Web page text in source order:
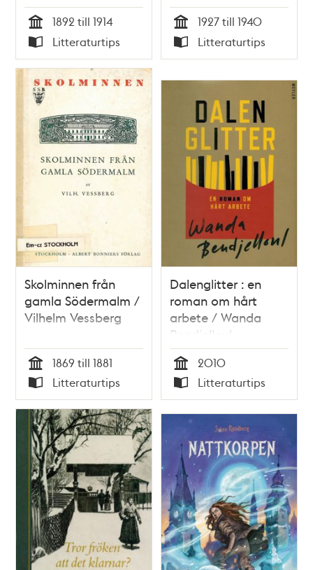
/ Alice Quensel.
Tid
1892 till 1914
Typ
Litteraturtips Tid
1927 till 1940
Typ
Litteraturtips
Skolminnen från
gamla Södermalm /
Vilhelm Vessberg
Tid
1869 till 1881
Typ
Litteraturtips
Dalenglitter : en
roman om hårt
arbete / Wanda
Bendjelloul
Tid
2010
Typ
Litteraturtips